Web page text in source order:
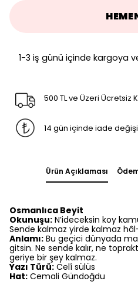
1-3 iş günü içinde kargoya
500 TL ve Üzeri Ücretsiz
14 gün içinde iade
Ürün Açıklaması
Osmanlıca Beyit
Okunuşu: N’ideceksin koy
Sende kalmaz yirde kalmaz
Anlamı: Bu geçici dünyada
gitsin. Ne sende kalır, ne
geriye bir şey kalmaz.
Yazı Türü: Celî sülüs
Hat: Cemali Gündoğdu